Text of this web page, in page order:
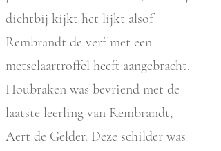
dichtbij kijkt het lijkt alsof
Rembrandt de verf met een
metselaartroffel heeft aangebracht.
Houbraken was bevriend met de
laatste leerling van Rembrandt,
Aert de Gelder. Deze schilder was